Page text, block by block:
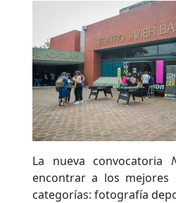
La nueva convocatoria
encontrar a los mejores
categorías: fotografía